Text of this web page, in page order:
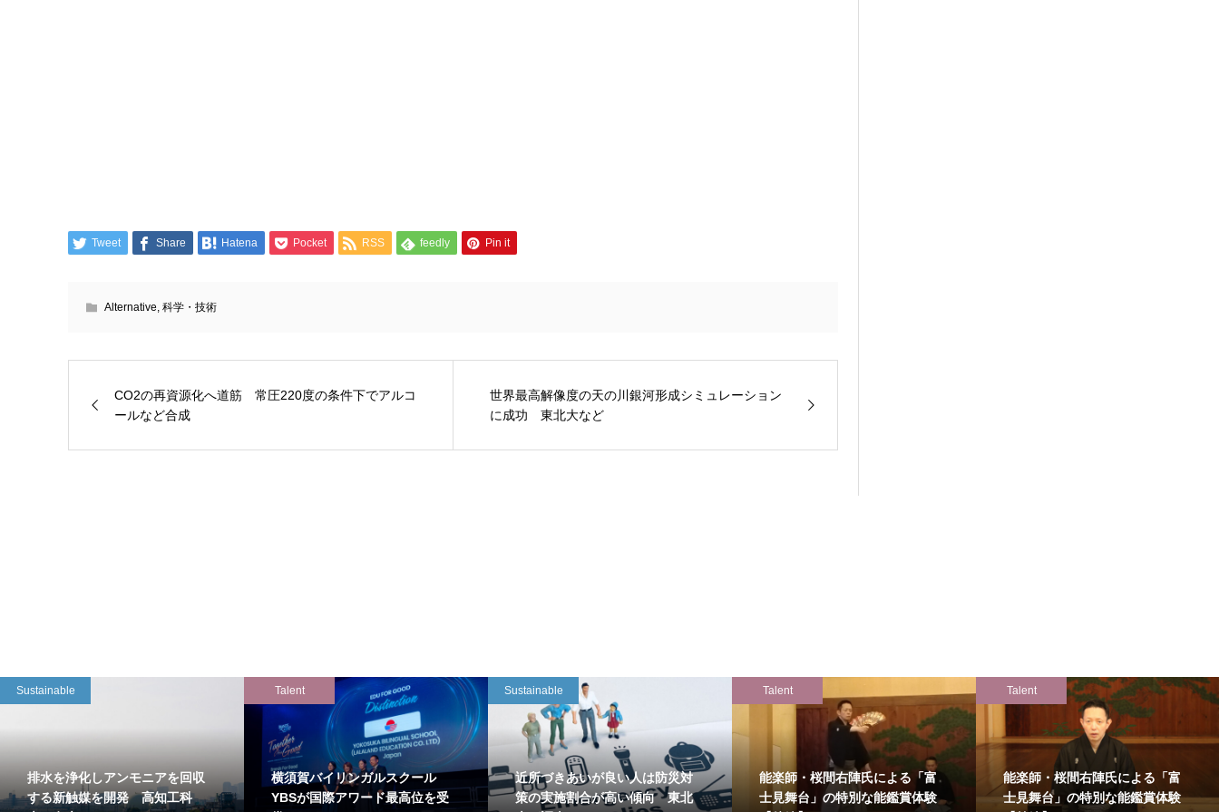
Tweet Share Hatena Pocket RSS feedly Pin it
Alternative 科学・技術
CO2の再資源化へ道筋 常圧220度の条件下でアルコ
ールなど合成
世界最高解像度の天の川銀河形成シミュレーション
に成功 東北大など
Sustainable
排水を浄化しアンモニアを回収
する新触媒を開発 高知工科
Talent
横須賀バイリンガルスクール
YBSが国際アワード最高位を受
Sustainable
近所づきあいが良い人は防災対
策の実施割合が高い傾向 東北
Talent
能楽師・桜間右陣氏による「富
士見舞台」の特別な能鑑賞体験
Talent
能楽師・桜間右陣氏による「富
士見舞台」の特別な能鑑賞体験